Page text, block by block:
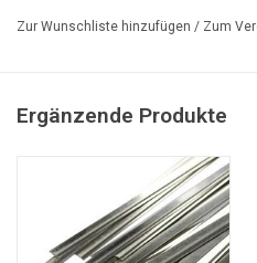
Zur Wunschliste hinzufügen / Zum
Ergänzende Produkte